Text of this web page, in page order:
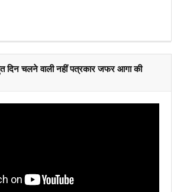
दिन चलने वाली नहीं पत्रकार जफर आगा की